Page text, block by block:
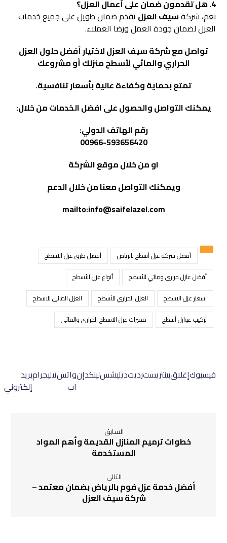
4. هل تقدمون ضمان على أعمال العزل؟
نعم، شركةسيف العزل تقدم ضمان طويل على جميع خدمات
العزل لضمان جودة العمل ورضا العملاء.
تواصل مع شركة سيف العزل لاختيار أفضل حلول العزل
الحراري والمائي لأسطح منزلك أو مشروعك
تمتع بحماية وكفاءة عالية بأسعار تنافسية.
يمكنك التواصل والحصول على افضل الخدمات من خلال:
رقم الهاتف الدولي:
00966-593656420
او من خلال موقعالشركة
ويمكنك التواصل معنا من خلال الدعم
mailto:info@saifelazel.com
أفضل شركة عزل أسطح بالرياض
أفضل طرق عزل الاسطح
أفضل عازل حراري ومائي للأسطح
أنواع عزل الأسطح
اسعار عزل الاسطح
العزل الحراري للأسطح
العزل المائي للاسطح
تركيب عوازل أسطح
مميزات عزل الاسطح الحراري والمائي
فيسبوكإغلاقبينتريسترديتديليشسلينكدإنواتس
اب
تيليجرامبريد
إلكتروني
السابق
خطوات ترميم المنازل القديمة وأهم المواد
المستخدمة
التالى
أفضل خدمة عزل فوم بالرياض بضمان معتمد –
شركة سيف العزل